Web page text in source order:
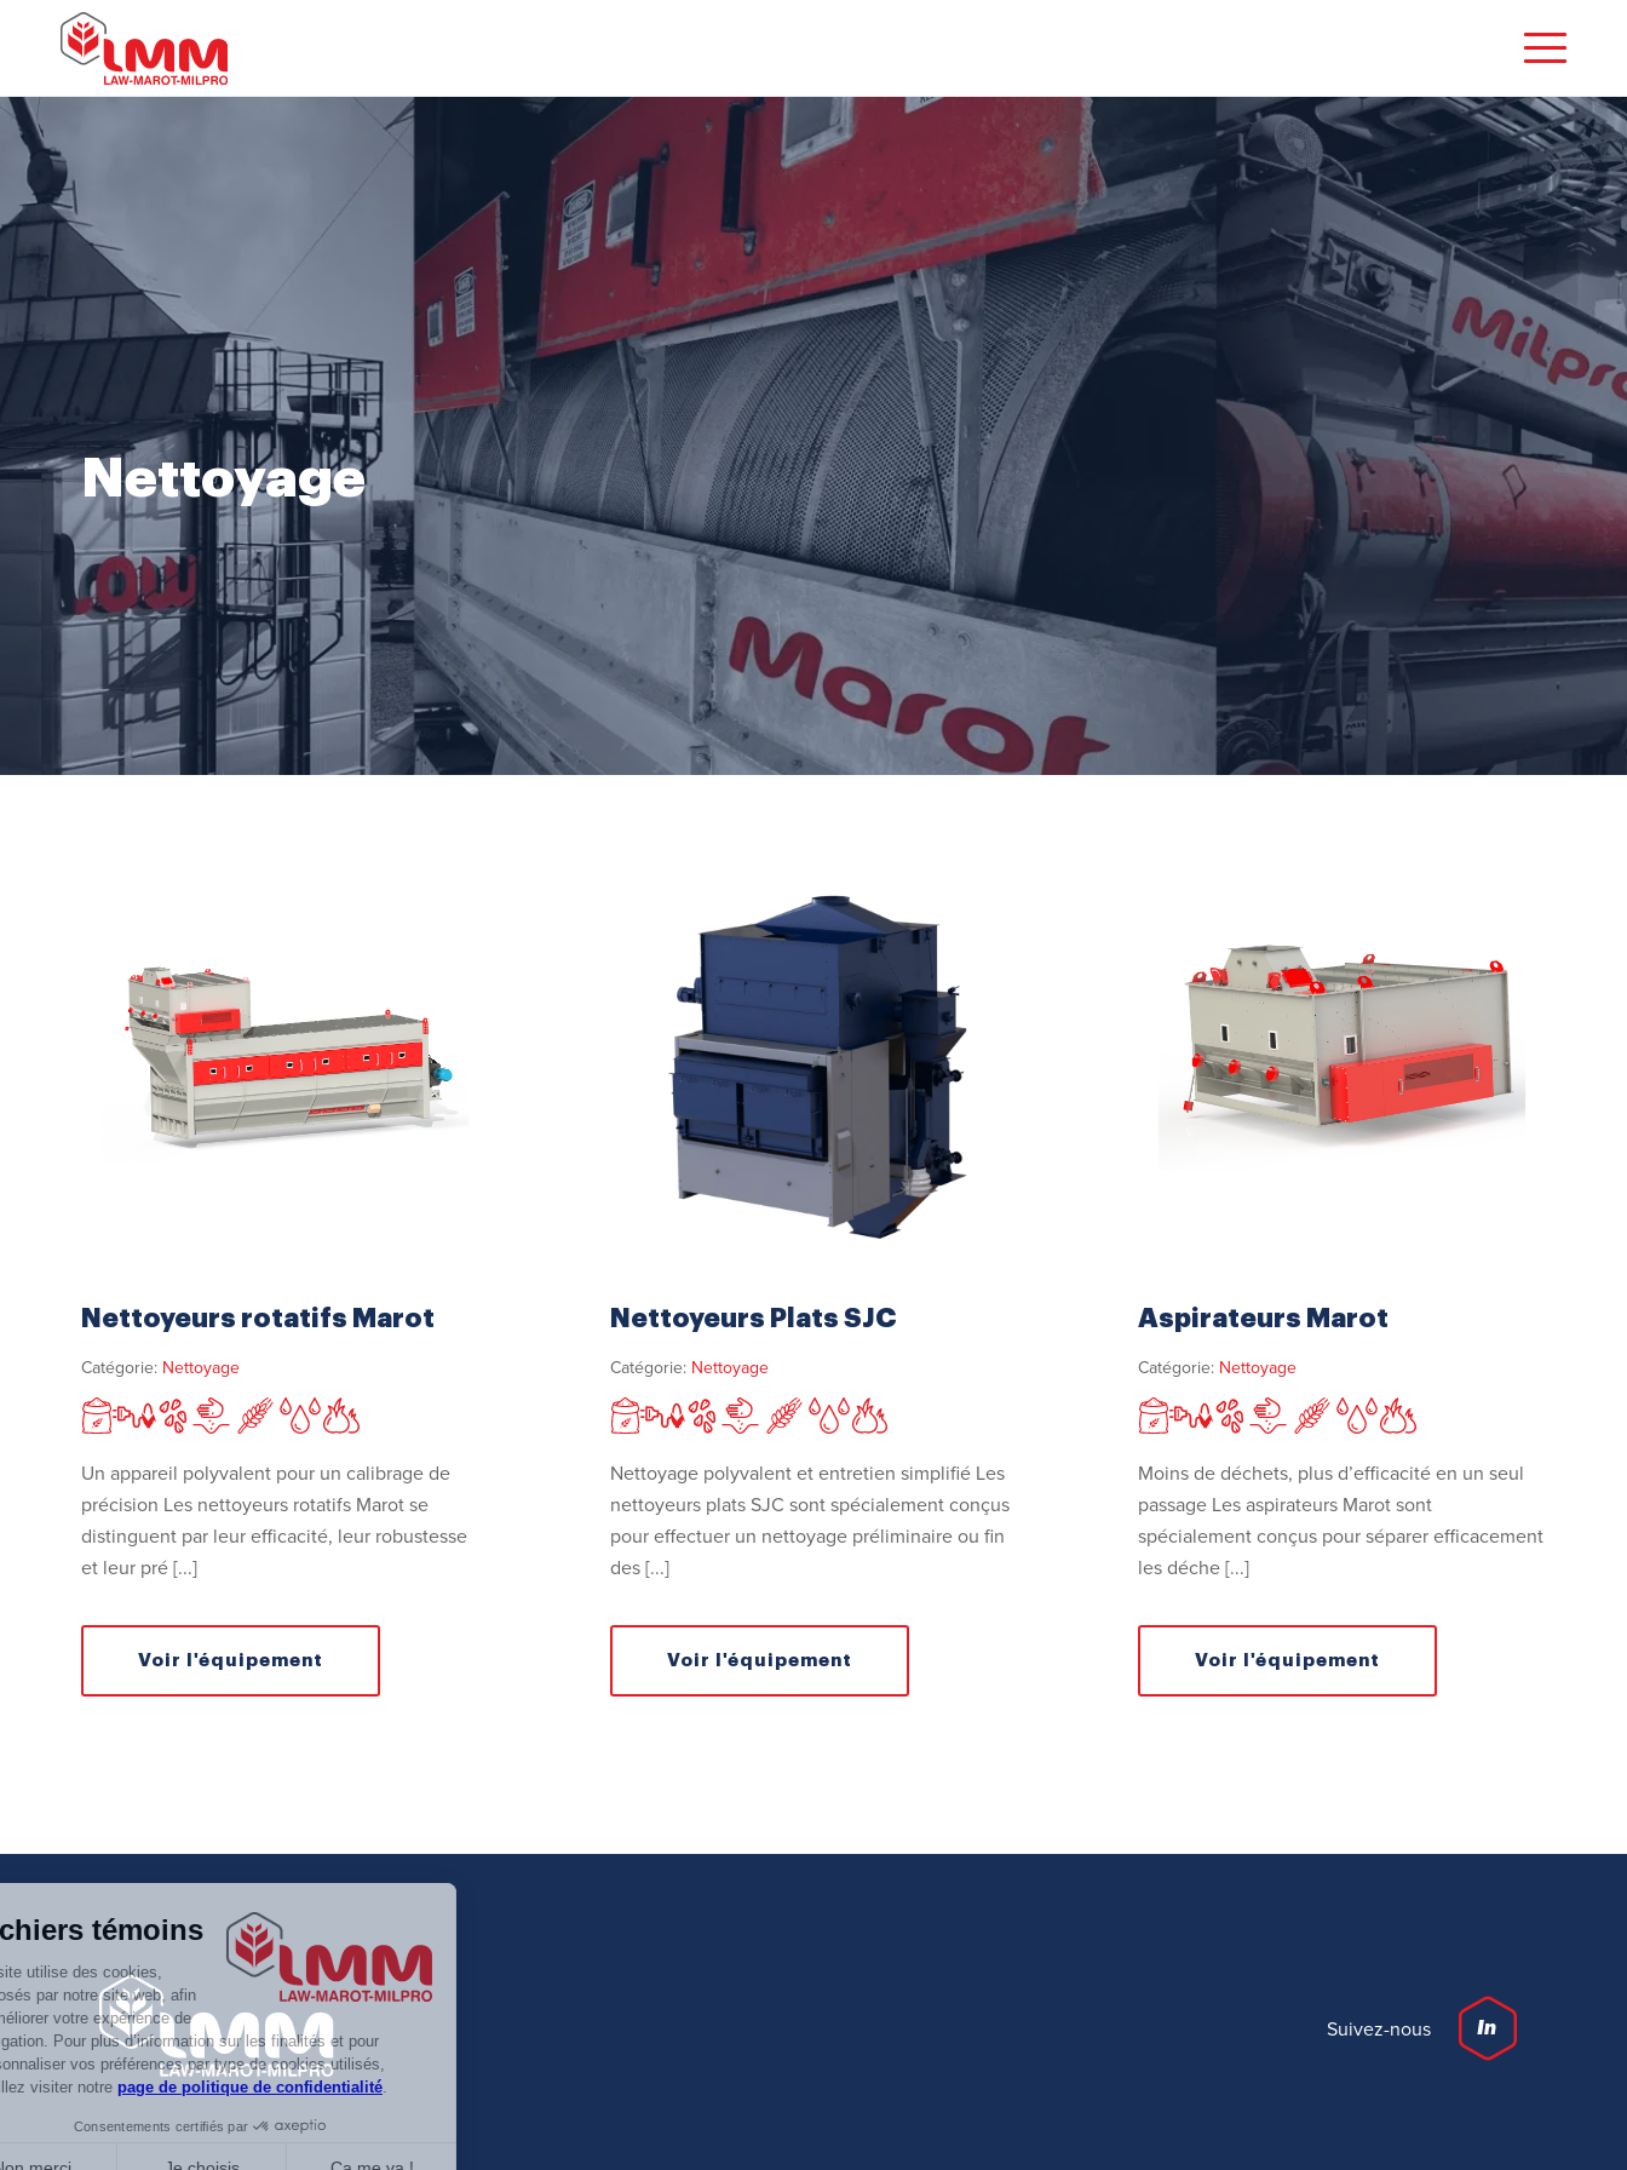
Nettoyage
Nettoyeurs rotatifs Marot
Catégorie: Nettoyage
Un appareil polyvalent pour un calibrage de
précision Les nettoyeurs rotatifs Marot se
distinguent par leur efficacité, leur robustesse
et leur pré [...]
Voir l'équipement
Nettoyeurs Plats SJC
Catégorie: Nettoyage
Nettoyage polyvalent et entretien simplifié Les
nettoyeurs plats SJC sont spécialement conçus
pour effectuer un nettoyage préliminaire ou fin
des [...]
Voir l'équipement
Aspirateurs Marot
Catégorie: Nettoyage
Moins de déchets, plus d’efficacité en un seul
passage Les aspirateurs Marot sont
spécialement conçus pour séparer efficacement
les déche [...]
Voir l'équipement
Suivez-nous In